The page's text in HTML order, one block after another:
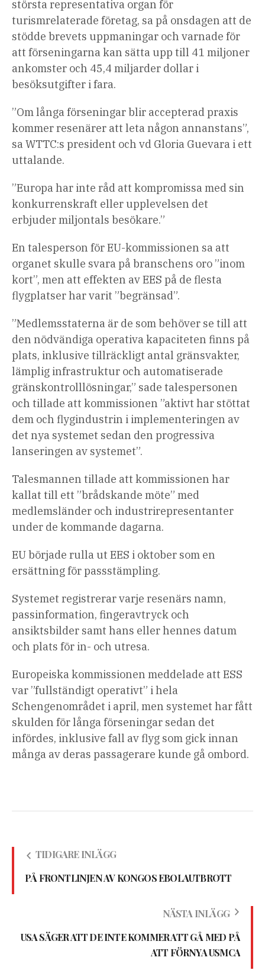
största representativa organ för
turismrelaterade företag, sa på onsdagen att de
stödde brevets uppmaningar och varnade för
att förseningarna kan sätta upp till 41 miljoner
ankomster och 45,4 miljarder dollar i
besöksutgifter i fara.
”Om långa förseningar blir accepterad praxis
kommer resenärer att leta någon annanstans”,
sa WTTC:s president och vd Gloria Guevara i ett
uttalande.
”Europa har inte råd att kompromissa med sin
konkurrenskraft eller upplevelsen det
erbjuder miljontals besökare.”
En talesperson för EU-kommissionen sa att
organet skulle svara på branschens oro ”inom
kort”, men att effekten av EES på de flesta
flygplatser har varit ”begränsad”.
”Medlemsstaterna är de som behöver se till att
den nödvändiga operativa kapaciteten finns på
plats, inklusive tillräckligt antal gränsvakter,
lämplig infrastruktur och automatiserade
gränskontrolllösningar,” sade talespersonen
och tillade att kommissionen ”aktivt har stöttat
dem och flygindustrin i implementeringen av
det nya systemet sedan den progressiva
lanseringen av systemet”.
Talesmannen tillade att kommissionen har
kallat till ett ”brådskande möte” med
medlemsländer och industrirepresentanter
under de kommande dagarna.
EU började rulla ut EES i oktober som en
ersättning för passstämpling.
Systemet registrerar varje resenärs namn,
passinformation, fingeravtryck och
ansiktsbilder samt hans eller hennes datum
och plats för in- och utresa.
Europeiska kommissionen meddelade att ESS
var ”fullständigt operativt” i hela
Schengenområdet i april, men systemet har fått
skulden för långa förseningar sedan det
infördes, inklusive fall av flyg som gick innan
många av deras passagerare kunde gå ombord.
TIDIGARE INLÄGG
PÅ FRONTLINJEN AV KONGOS EBOLAUTBROTT
NÄSTA INLÄGG
USA SÄGER ATT DE INTE KOMMER ATT GÅ MED PÅ
ATT FÖRNYA USMCA